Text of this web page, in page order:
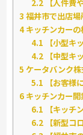
2.2 【人件費
3 福井市で出店
4キッチンカーの
4.1 【小型キ
4.2 【中型キ
5 ケータバンク
5.1 【お客様
6 キッチンカー
6.1 【キッチ
6.2 【新型コ